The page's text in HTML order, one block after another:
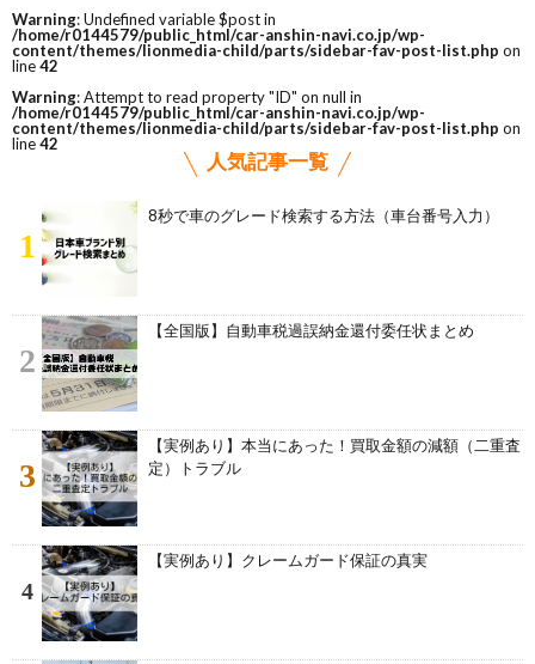
Warning: Undefined variable $post in
/home/r0144579/public_html/car-anshin-navi.co.jp/wp-
content/themes/lionmedia-child/parts/sidebar-fav-post-list.php on
line42
Warning: Attempt to read property "ID" on null in
/home/r0144579/public_html/car-anshin-navi.co.jp/wp-
content/themes/lionmedia-child/parts/sidebar-fav-post-list.php on
line42
人気記事一覧
1
8秒で車のグレード検索する方法（車台番号入力）
2
【全国版】自動車税過誤納金還付委任状まとめ
3
【実例あり】本当にあった！買取金額の減額（二重査
定）トラブル
4
【実例あり】クレームガード保証の真実